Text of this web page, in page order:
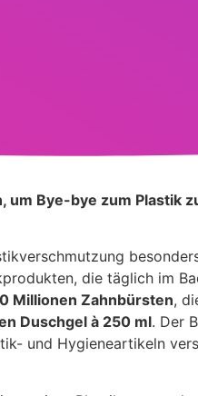
Bye-bye zum Plastik
die täglich im
Millionen Zahnbürsten,
Duschgel à 250 ml. Der
und Hygieneartikeln